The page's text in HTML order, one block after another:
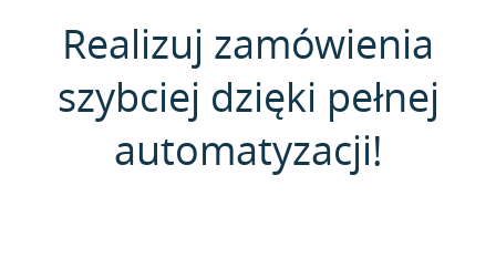
Realizuj zamówienia
szybciej dzięki pełnej
automatyzacji!